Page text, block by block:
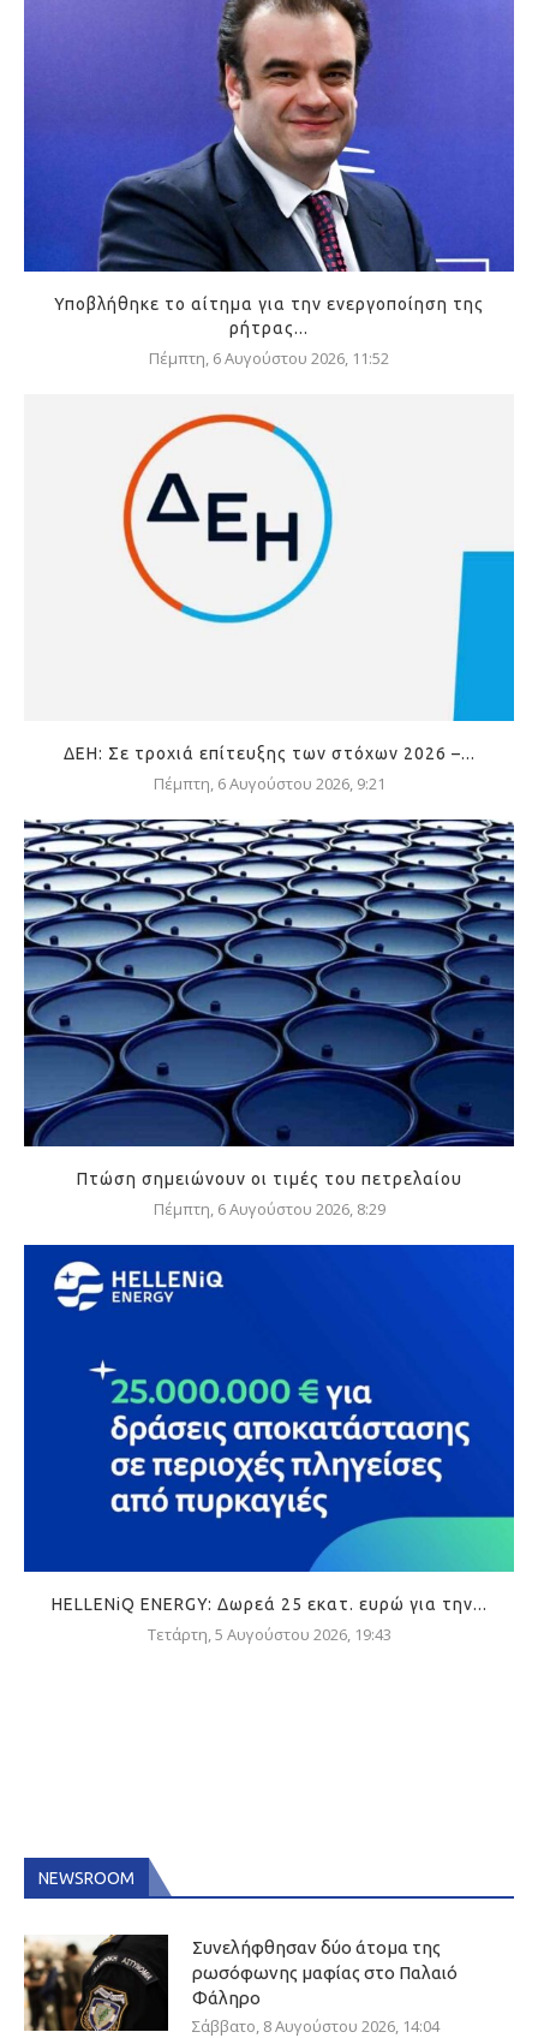
Υποβλήθηκε το αίτημα για την ενεργοποίηση της
ρήτρας...
Πέμπτη, 6 Αυγούστου 2026, 11:52
ΔΕΗ: Σε τροχιά επίτευξης των στόχων 2026 –...
Πέμπτη, 6 Αυγούστου 2026, 9:21
Πτώση σημειώνουν οι τιμές του πετρελαίου
Πέμπτη, 6 Αυγούστου 2026, 8:29
HELLENiQ ENERGY: Δωρεά 25 εκατ. ευρώ για την...
Τετάρτη, 5 Αυγούστου 2026, 19:43
NEWSROOM
Συνελήφθησαν δύο άτομα της
ρωσόφωνης μαφίας στο Παλαιό
Φάληρο
Σάββατο, 8 Αυγούστου 2026, 14:04